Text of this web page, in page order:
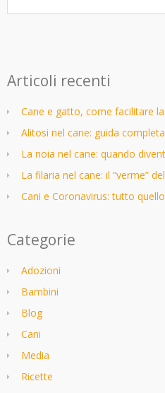
Articoli recenti
Cane e gatto, come facilitare
Alitosi nel cane: guida
La noia nel cane: quando
La filaria nel cane: il “verme”
Cani e Coronavirus: tutto
Categorie
Adozioni
Bambini
Blog
Cani
Media
Ricette